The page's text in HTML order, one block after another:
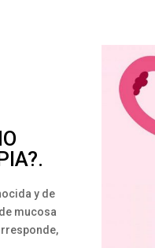
y de
mucosa